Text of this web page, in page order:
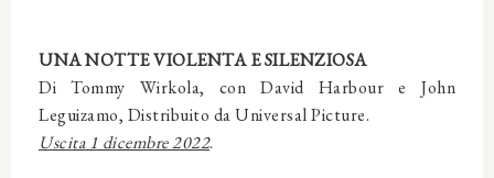
UNA NOTTE VIOLENTA E SILENZIOSA
Di Tommy Wirkola, con David Harbour e John
Leguizamo, Distribuito da Universal Picture.
Uscita 1 dicembre 2022.